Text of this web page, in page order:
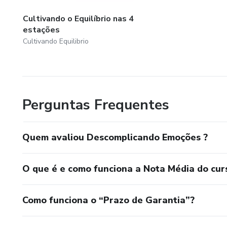
Cultivando o Equilíbrio nas 4
estações
Cultivando Equilibrio
Perguntas Frequentes
Quem avaliou Descomplicando Emoções ?
O que é e como funciona a Nota Média do
Como funciona o “Prazo de Garantia”?